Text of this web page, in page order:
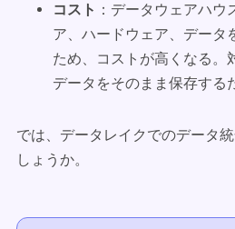
コスト ：データウェアハ
ア、ハードウェア、データ
ため、コストが高くなる。
データをそのまま保存する
では、データレイクでのデータ
しょうか。